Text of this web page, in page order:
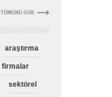
TÜMÜNÜ GÖR
araştırma
firmalar
sektörel